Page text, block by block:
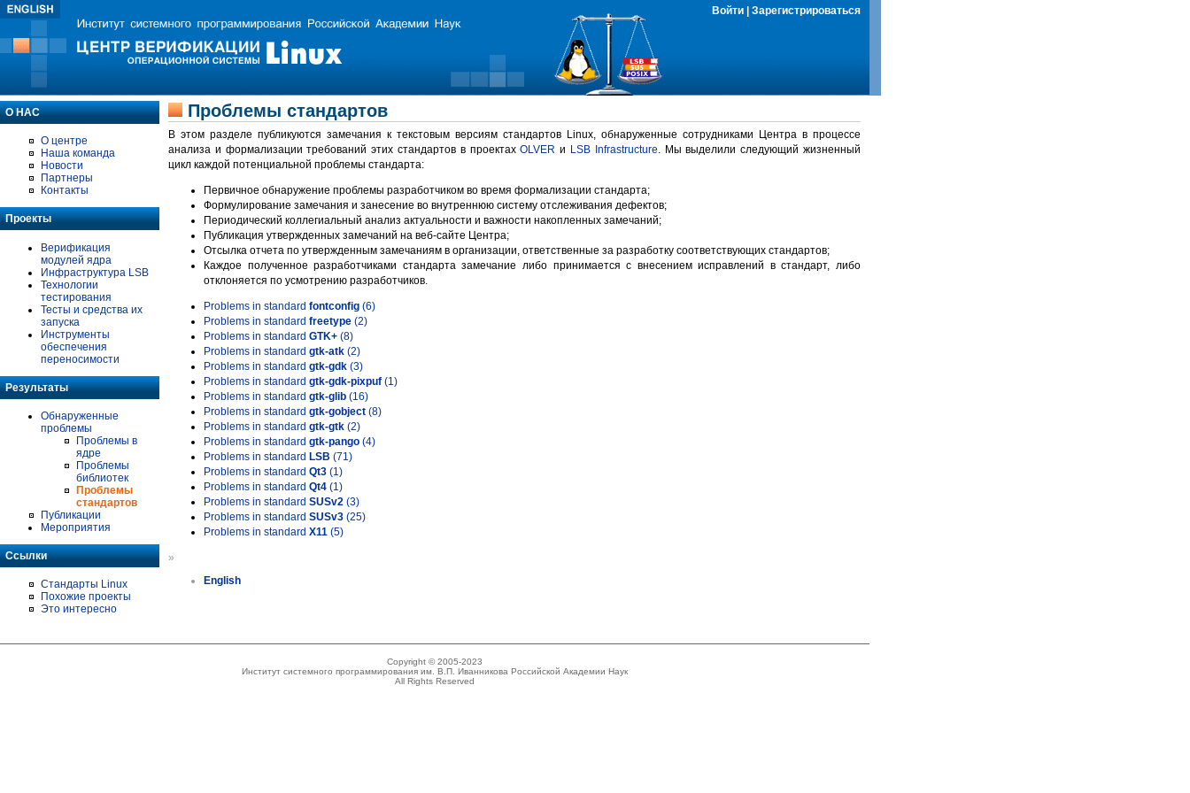
Войти Зарегистрироваться
О НАС
О центре
Наша команда
Новости
Партнеры
Контакты
Проекты
Верификация
модулей ядра
Инфраструктура LSB
Технологии
тестирования
Тесты и средства их
запуска
Инструменты
обеспечения
переносимости
Результаты
Обнаруженные
проблемы
Проблемы в
ядре
Проблемы
библиотек
Проблемы
стандартов
Публикации
Мероприятия
Ссылки
Стандарты Linux
Похожие проекты
Это интересно
Проблемы стандартов
В этом разделе публикуются замечания к текстовым версиям стандартов Linux, обнаруженные сотрудниками Центра в процессе
анализа и формализации требований этих стандартов в проектахOLVER и LSB Infrastructure. Мы выделили следующий жизненный
цикл каждой потенциальной проблемы стандарта:
Первичное обнаружение проблемы разработчиком во время формализации стандарта;
Формулирование замечания и занесение во внутреннюю систему отслеживания дефектов;
Периодический коллегиальный анализ актуальности и важности накопленных замечаний;
Публикация утвержденных замечаний на веб-сайте Центра;
Отсылка отчета по утвержденным замечаниям в организации, ответственные за разработку соответствующих стандартов;
Каждое полученное разработчиками стандарта замечание либо принимается с внесением исправлений в стандарт, либо
отклоняется по усмотрению разработчиков.
Problems in standard fontconfig (6)
Problems in standard freetype (2)
Problems in standard GTK+ (8)
Problems in standard gtk-atk (2)
Problems in standard gtk-gdk (3)
Problems in standard gtk-gdk-pixpuf (1)
Problems in standard gtk-glib (16)
Problems in standard gtk-gobject (8)
Problems in standard gtk-gtk (2)
Problems in standard gtk-pango (4)
Problems in standard LSB (71)
Problems in standard Qt3 (1)
Problems in standard Qt4 (1)
Problems in standard SUSv2 (3)
Problems in standard SUSv3 (25)
Problems in standard X11 (5)
»
English
Copyright © 2005-2023
Институт системного программирования им. В.П. Иванникова Российской Академии Наук
All Rights Reserved